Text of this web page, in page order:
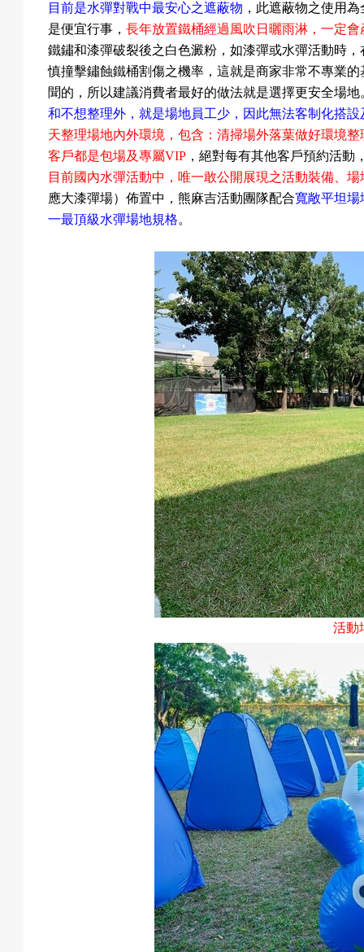
成
果
校
目前是水彈對戰中最安心之遮蔽物 ，此遮蔽物之使用
是便宜行事，長年放置鐵桶經過風吹日曬雨淋，一定
鐵鏽和漆彈破裂後之白色澱粉，如漆彈或水彈活動時
慎撞擊鏽蝕鐵桶割傷之機率，這就是商家非常不專業
聞的，所以建議消費者最好的做法就是選擇更安全場
和不想整理外，就是場地員工少，因此無法客制化搭設
天整理場地內外環境，包含：清掃場外落葉做好環境
客戶都是包場及專屬VIP ，絕對每有其他客戶預約活
目前國內水彈活動中，唯一敢公開展現之活動裝備、
應大漆彈場）佈置中，熊麻吉活動團隊配合寬敞平坦場
一最頂級水彈場地規格。
活動